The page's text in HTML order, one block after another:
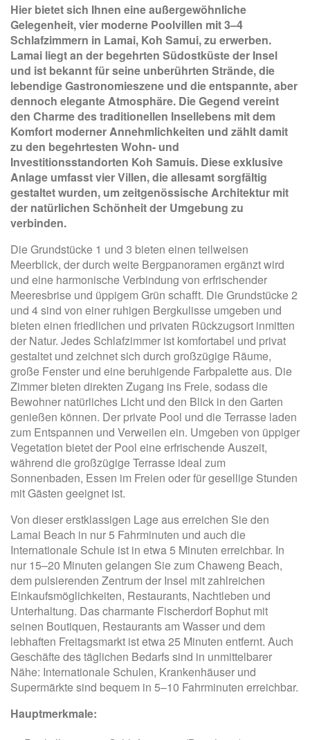
Hier bietet sich Ihnen eine außergewöhnliche
Gelegenheit, vier moderne Poolvillen mit 3–4
Schlafzimmern in Lamai, Koh Samui, zu erwerben.
Lamai liegt an der begehrten Südostküste der Insel
und ist bekannt für seine unberührten Strände, die
lebendige Gastronomieszene und die entspannte, aber
dennoch elegante Atmosphäre. Die Gegend vereint
den Charme des traditionellen Insellebens mit dem
Komfort moderner Annehmlichkeiten und zählt damit
zu den begehrtesten Wohn- und
Investitionsstandorten Koh Samuis. Diese exklusive
Anlage umfasst vier Villen, die allesamt sorgfältig
gestaltet wurden, um zeitgenössische Architektur mit
der natürlichen Schönheit der Umgebung zu
verbinden.
Die Grundstücke 1 und 3 bieten einen teilweisen
Meerblick, der durch weite Bergpanoramen ergänzt wird
und eine harmonische Verbindung von erfrischender
Meeresbrise und üppigem Grün schafft. Die Grundstücke 2
und 4 sind von einer ruhigen Bergkulisse umgeben und
bieten einen friedlichen und privaten Rückzugsort inmitten
der Natur. Jedes Schlafzimmer ist komfortabel und privat
gestaltet und zeichnet sich durch großzügige Räume,
große Fenster und eine beruhigende Farbpalette aus. Die
Zimmer bieten direkten Zugang ins Freie, sodass die
Bewohner natürliches Licht und den Blick in den Garten
genießen können. Der private Pool und die Terrasse laden
zum Entspannen und Verweilen ein. Umgeben von üppiger
Vegetation bietet der Pool eine erfrischende Auszeit,
während die großzügige Terrasse ideal zum
Sonnenbaden, Essen im Freien oder für gesellige Stunden
mit Gästen geeignet ist.
Von dieser erstklassigen Lage aus erreichen Sie den
Lamai Beach in nur 5 Fahrminuten und auch die
Internationale Schule ist in etwa 5 Minuten erreichbar. In
nur 15–20 Minuten gelangen Sie zum Chaweng Beach,
dem pulsierenden Zentrum der Insel mit zahlreichen
Einkaufsmöglichkeiten, Restaurants, Nachtleben und
Unterhaltung. Das charmante Fischerdorf Bophut mit
seinen Boutiquen, Restaurants am Wasser und dem
lebhaften Freitagsmarkt ist etwa 25 Minuten entfernt. Auch
Geschäfte des täglichen Bedarfs sind in unmittelbarer
Nähe: Internationale Schulen, Krankenhäuser und
Supermärkte sind bequem in 5–10 Fahrminuten erreichbar.
Hauptmerkmale: